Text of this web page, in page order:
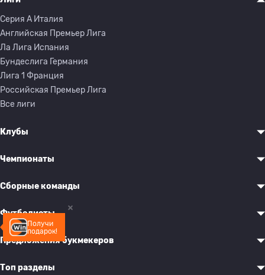
Получи
подарок!
Серия A Италия
Английская Премьер Лига
Ла Лига Испания
Бундеслига Германия
Лига 1 Франция
Российская Премьер Лига
Все лиги
Клубы
Чемпионаты
Сборные команды
Футболисты
Предложения букмекеров
Топ разделы